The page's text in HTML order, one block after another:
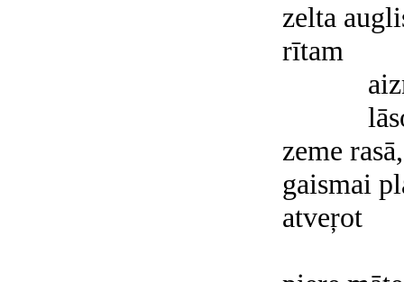
zelta
rītam
zeme rasā,
gaismai
atveŗot